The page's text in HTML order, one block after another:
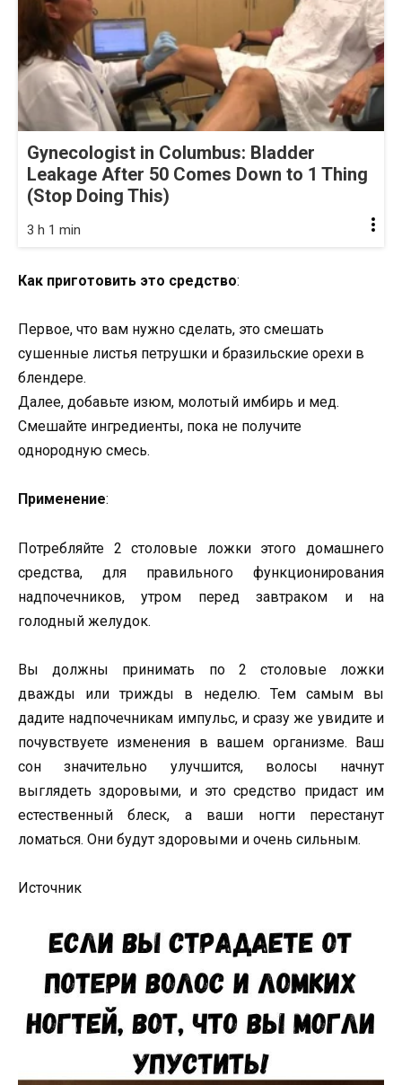
Gynecologist in Columbus: Bladder
Leakage After 50 Comes Down to 1 Thing
(Stop Doing This)
3 h 1 min
Как приготовить это средство:
Первое, что вам нужно сделать, это смешать
сушенные листья петрушки и бразильские орехи в
блендере.
Далее, добавьте изюм, молотый имбирь и мед.
Смешайте ингредиенты, пока не получите
однородную смесь.
Применение:
Потребляйте 2 столовые ложки этого домашнего
средства, для правильного функционирования
надпочечников, утром перед завтраком и на
голодный желудок.
Вы должны принимать по 2 столовые ложки
дважды или трижды в неделю. Тем самым вы
дадите надпочечникам импульс, и сразу же увидите и
почувствуете изменения в вашем организме. Ваш
сон значительно улучшится, волосы начнут
выглядеть здоровыми, и это средство придаст им
естественный блеск, а ваши ногти перестанут
ломаться. Они будут здоровыми и очень сильным.
Источник